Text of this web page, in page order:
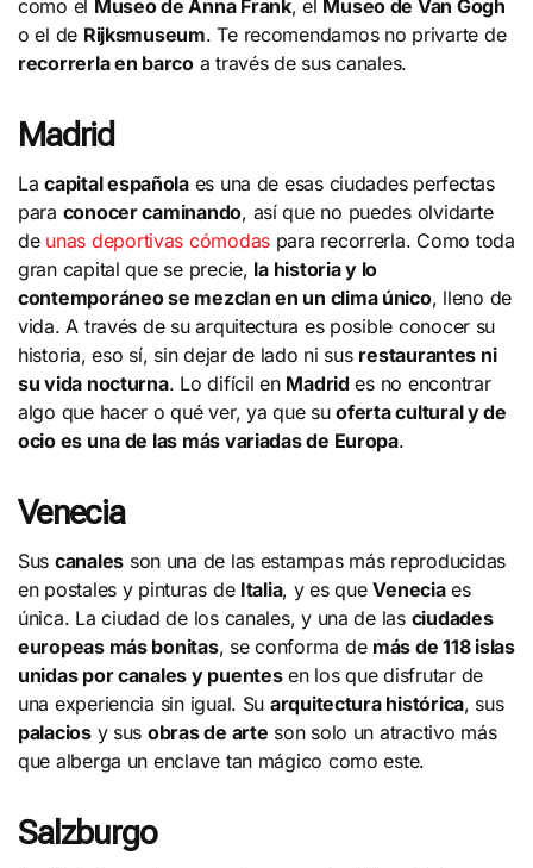
como el Museo de Anna Frank, el Museo de Van Gogh
o el de Rijksmuseum. Te recomendamos no privarte de
recorrerla en barcoa través de sus canales.
Madrid
Lacapital españolaes una de esas ciudades perfectas
para conocer caminando, así que no puedes olvidarte
de unas deportivas cómodas para recorrerla. Como toda
gran capital que se precie, la historia y lo
contemporáneo se mezclan en un clima único, lleno de
vida. A través de su arquitectura es posible conocer su
historia, eso sí, sin dejar de lado ni sus restaurantes ni
su vida nocturna. Lo difícil en Madrid es no encontrar
algo que hacer o qué ver, ya que suoferta cultural y de
ocio es una de las más variadas de Europa.
Venecia
Sus canales son una de las estampas más reproducidas
en postales y pinturas de Italia, y es queVeneciaes
única. La ciudad de los canales, y una de las ciudades
europeas más bonitas, se conforma de más de 118 islas
unidas por canales y puentesen los que disfrutar de
una experiencia sin igual. Su arquitectura histórica, sus
palaciosy sus obras de arte son solo un atractivo más
que alberga un enclave tan mágico como este.
Salzburgo